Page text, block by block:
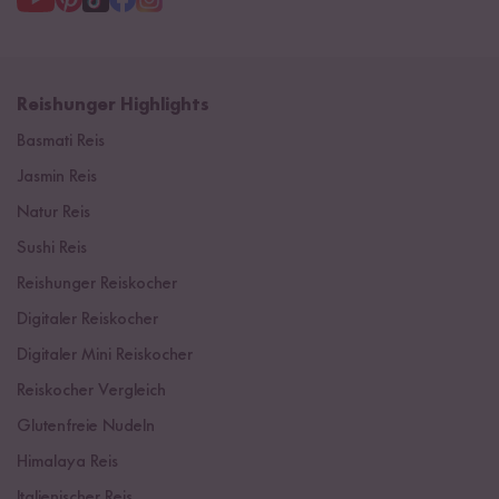
Reishunger Highlights
Basmati Reis
Jasmin Reis
Natur Reis
Sushi Reis
Reishunger Reiskocher
Digitaler Reiskocher
Digitaler Mini Reiskocher
Reiskocher Vergleich
Glutenfreie Nudeln
Himalaya Reis